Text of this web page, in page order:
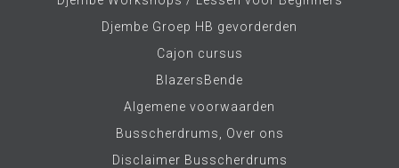
Djembe Groep HB gevorderden
Cajon cursus
BlazersBende
Algemene voorwaarden
Busscherdrums, Over ons
Disclaimer Busscherdrums